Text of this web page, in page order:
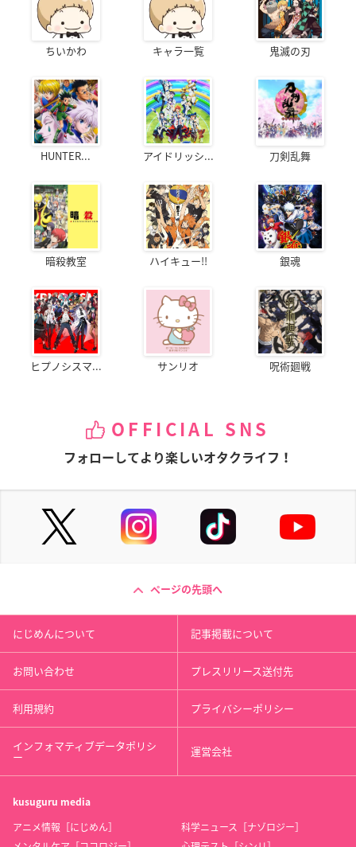
ちいかわ キャラ一覧 鬼滅の刃
HUNTER... アイドリッシ... 刀剣乱舞
暗殺教室 ハイキュー!! 銀魂
ヒプノシスマ... サンリオ 呪術廻戦
OFFICIAL SNS
フォローしてより楽しいオタクライフ！
ページの先頭へ
にじめんについて 記事掲載について
お問い合わせ プレスリリース送付先
利用規約 プライバシーポリシー
インフォマティブデータポリシ
ー 運営会社
kusuguru media
アニメ情報［にじめん］
科学ニュース［ナゾロジー］